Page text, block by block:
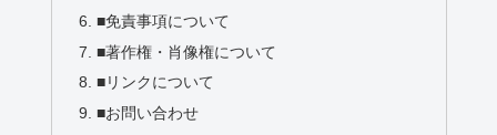
■免責事項について
■著作権・肖像権について
■リンクについて
■お問い合わせ